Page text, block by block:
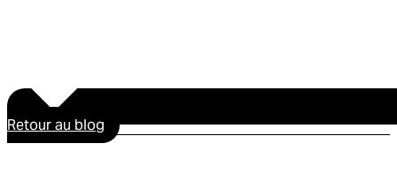
Retour au blog